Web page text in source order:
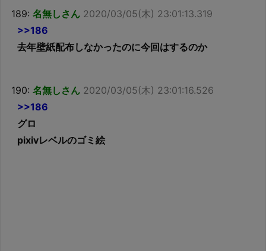
189: 名無しさん 2020/03/05(木) 23:01:13.319
>>186
去年壁紙配布しなかったのに今回はするのか
190: 名無しさん 2020/03/05(木) 23:01:16.526
>>186
グロ
pixivレベルのゴミ絵